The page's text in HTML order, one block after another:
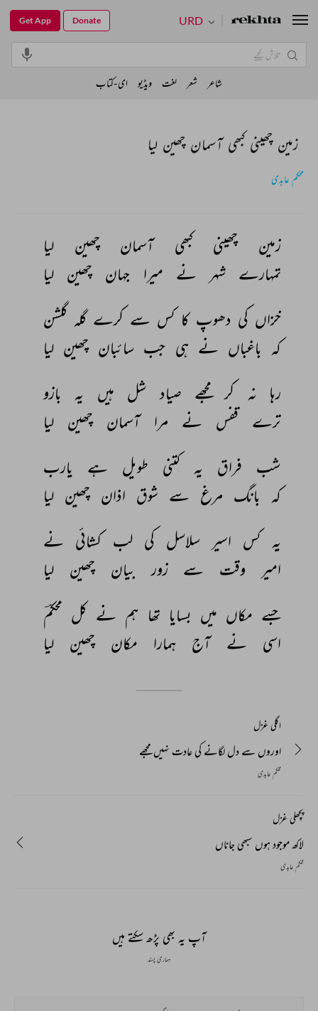
زمین چھینی کبھی آسمان چھین لیا
محکم عابدی
زمین چھینی کبھی آسمان چھین
لیا
تمہارے شہر نے میرا جہان چھین لیا
خزاں کی دھوپ کا کس سے کرے گلہ گلشن
کہ باغباں نے ہی جب سائبان چھین لیا
رہا
نہ کر مجھے صیاد شل ہیں یہ
بازو
ترے
قفس نے مرا آسمان چھین
لیا
شب
فراق یہ کتنی طویل ہے
یارب
کہ بانگ مرغ سے شوق اذان چھین لیا
یہ کس اسیر سلاسل کی لب کشائی نے
امیر
وقت سے زور بیان چھین
لیا
جسے مکاں میں بسایا تھا ہم نے کل محکمؔ
اسی
نے آج ہمارا مکان چھین لیا
اگلی غزل
اوروں سے دل لگانے کی عادت نہیں مجھے
محکم عابدی
پچھلی غزل
لاکھ موجود ہوں سبھی جاناں
محکم عابدی
آپ یہ بھی پڑھ سکتے ہیں
ہماری پسند
URD
Get App Donate
شاعر شعر لغت ویڈیو ای-کتاب